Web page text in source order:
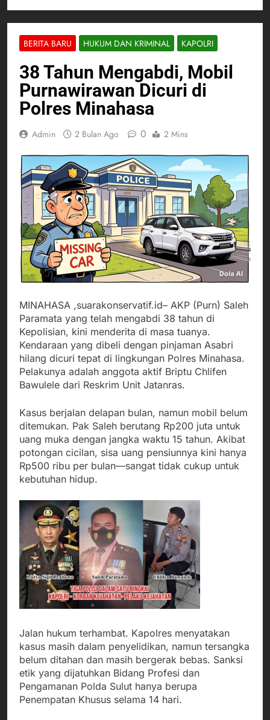
BERITA BARU HUKUM DAN KRIMINAL KAPOLRI
38 Tahun Mengabdi, Mobil
Purnawirawan Dicuri di
Polres Minahasa
Admin 2 Bulan Ago 0 2 Mins
MINAHASA ,suarakonservatif.id– AKP (Purn) Saleh
Paramata yang telah mengabdi 38 tahun di
Kepolisian, kini menderita di masa tuanya.
Kendaraan yang dibeli dengan pinjaman Asabri
hilang dicuri tepat di lingkungan Polres Minahasa.
Pelakunya adalah anggota aktif Briptu Chlifen
Bawulele dari Reskrim Unit Jatanras.
Kasus berjalan delapan bulan, namun mobil belum
ditemukan. Pak Saleh berutang Rp200 juta untuk
uang muka dengan jangka waktu 15 tahun. Akibat
potongan cicilan, sisa uang pensiunnya kini hanya
Rp500 ribu per bulan—sangat tidak cukup untuk
kebutuhan hidup.
Jalan hukum terhambat. Kapolres menyatakan
kasus masih dalam penyelidikan, namun tersangka
belum ditahan dan masih bergerak bebas. Sanksi
etik yang dijatuhkan Bidang Profesi dan
Pengamanan Polda Sulut hanya berupa
Penempatan Khusus selama 14 hari.